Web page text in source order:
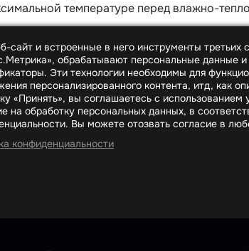
температуре перед влажно-
сайт и встроенные в него инструменты третьих
обрабатывают персональные данные
Эти технологии необходимы для
персонализированного контента, итд, как
«Принять», вы соглашаетесь с
на обработку персональных данных, в
Вы можете отозвать согласие в
конфиденциальности